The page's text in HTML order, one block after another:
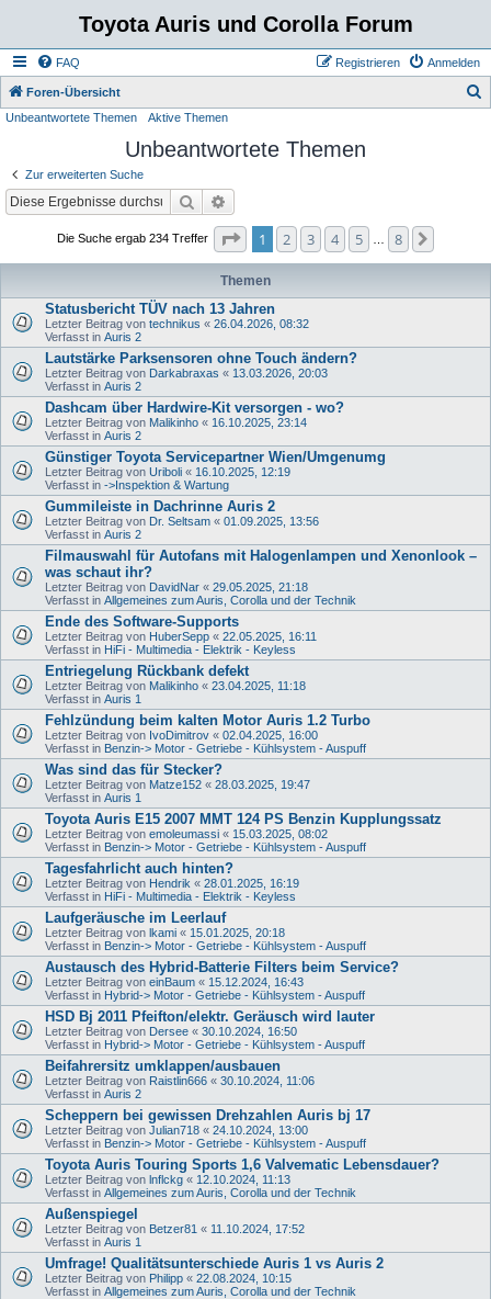
Toyota Auris und Corolla Forum
FAQ Anmelden
Registrieren
Foren-Übersicht
Unbeantwortete Themen Aktive Themen
Unbeantwortete Themen
Zur erweiterten Suche
Suche
Die Suche ergab 234 Treffer Seite von
1 2 3 4 5 8
Themen
Statusbericht TÜV nach 13 Jahren
Letzter Beitrag von technikus « 26.04.2026, 08:32
Verfasst in Auris 2
Lautstärke Parksensoren ohne Touch ändern?
Letzter Beitrag von Darkabraxas « 13.03.2026, 20:03
Verfasst in Auris 2
Dashcam über Hardwire-Kit versorgen - wo?
Letzter Beitrag von Malikinho « 16.10.2025, 23:14
Verfasst in Auris 2
Günstiger Toyota Servicepartner Wien/Umgenumg
Letzter Beitrag von Uriboli « 16.10.2025, 12:19
Verfasst in ->Inspektion & Wartung
Gummileiste in Dachrinne Auris 2
Letzter Beitrag von Dr. Seltsam « 01.09.2025, 13:56
Verfasst in Auris 2
Filmauswahl für Autofans mit Halogenlampen und Xenonlook –
was schaut ihr?
Letzter Beitrag von DavidNar « 29.05.2025, 21:18
Verfasst in Allgemeines zum Auris, Corolla und der Technik
Ende des Software-Supports
Letzter Beitrag von HuberSepp « 22.05.2025, 16:11
Verfasst in HiFi - Multimedia - Elektrik - Keyless
Entriegelung Rückbank defekt
Letzter Beitrag von Malikinho « 23.04.2025, 11:18
Verfasst in Auris 1
Fehlzündung beim kalten Motor Auris 1.2 Turbo
Letzter Beitrag von IvoDimitrov « 02.04.2025, 16:00
Verfasst in Benzin-> Motor - Getriebe - Kühlsystem - Auspuff
Was sind das für Stecker?
Letzter Beitrag von Matze152 « 28.03.2025, 19:47
Verfasst in Auris 1
Toyota Auris E15 2007 MMT 124 PS Benzin Kupplungssatz
Letzter Beitrag von emoleumassi « 15.03.2025, 08:02
Verfasst in Benzin-> Motor - Getriebe - Kühlsystem - Auspuff
Tagesfahrlicht auch hinten?
Letzter Beitrag von Hendrik « 28.01.2025, 16:19
Verfasst in HiFi - Multimedia - Elektrik - Keyless
Laufgeräusche im Leerlauf
Letzter Beitrag von lkami « 15.01.2025, 20:18
Verfasst in Benzin-> Motor - Getriebe - Kühlsystem - Auspuff
Austausch des Hybrid-Batterie Filters beim Service?
Letzter Beitrag von einBaum « 15.12.2024, 16:43
Verfasst in Hybrid-> Motor - Getriebe - Kühlsystem - Auspuff
HSD Bj 2011 Pfeifton/elektr. Geräusch wird lauter
Letzter Beitrag von Dersee « 30.10.2024, 16:50
Verfasst in Hybrid-> Motor - Getriebe - Kühlsystem - Auspuff
Beifahrersitz umklappen/ausbauen
Letzter Beitrag von Raistlin666 « 30.10.2024, 11:06
Verfasst in Auris 2
Scheppern bei gewissen Drehzahlen Auris bj 17
Letzter Beitrag von Julian718 « 24.10.2024, 13:00
Verfasst in Benzin-> Motor - Getriebe - Kühlsystem - Auspuff
Toyota Auris Touring Sports 1,6 Valvematic Lebensdauer?
Letzter Beitrag von lnflckg « 12.10.2024, 11:13
Verfasst in Allgemeines zum Auris, Corolla und der Technik
Außenspiegel
Letzter Beitrag von Betzer81 « 11.10.2024, 17:52
Verfasst in Auris 1
Umfrage! Qualitätsunterschiede Auris 1 vs Auris 2
Letzter Beitrag von Philipp « 22.08.2024, 10:15
Verfasst in Allgemeines zum Auris, Corolla und der Technik